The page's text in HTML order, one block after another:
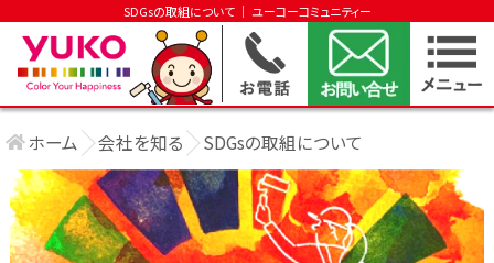
SDGsの取組について │ ユーコーコミュニティー
ホーム 会社を知る SDGsの取組について